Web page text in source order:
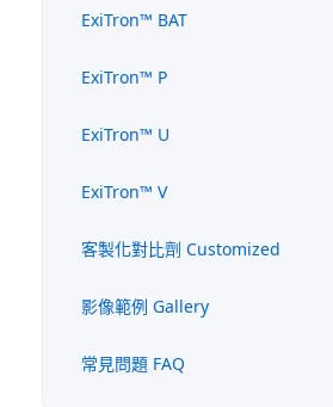
ExiTron™ BAT
ExiTron™ P
ExiTron™ U
ExiTron™ V
客製化對比劑 Customized
影像範例 Gallery
常見問題 FAQ